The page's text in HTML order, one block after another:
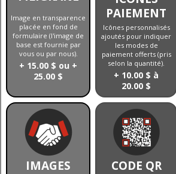
Image en transparence
placée en fond de
formulaire (l'image de
base est fournie par
vous ou par nous).
+ 15.00 $ ou +
25.00 $
PAIEMENT
Icônes personnalisés
ajoutés pour indiquer
les modes de
paiement offerts (pris
selon la quantité).
+ 10.00 $ à
20.00 $
IMAGES CODE QR